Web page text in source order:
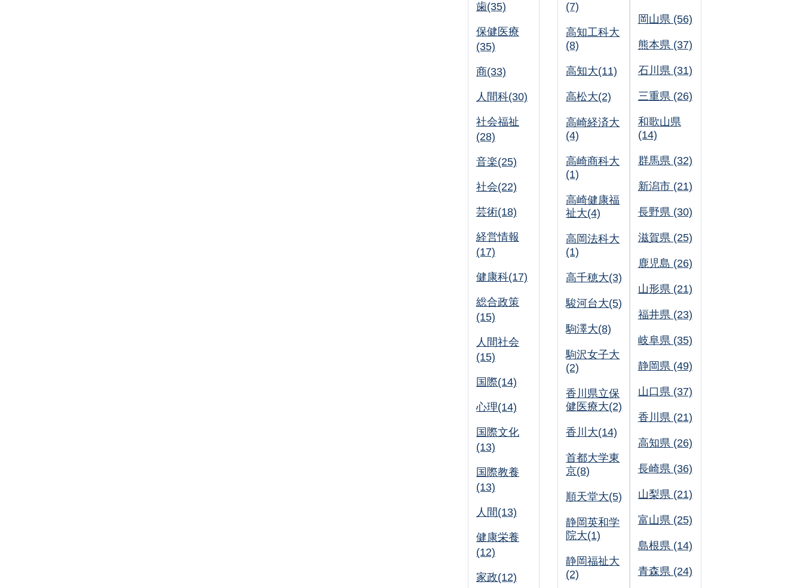
歯(35)
保健医療
(35)
商(33)
人間科(30)
社会福祉
(28)
音楽(25)
社会(22)
芸術(18)
経営情報
(17)
健康科(17)
総合政策
(15)
人間社会
(15)
国際(14)
心理(14)
国際文化
(13)
国際教養
(13)
人間(13)
健康栄養
(12)
家政(12)
(7)
高知工科大
(8)
高知大(11)
高松大(2)
高崎経済大
(4)
高崎商科大
(1)
高崎健康福
祉大(4)
高岡法科大
(1)
高千穂大(3)
駿河台大(5)
駒澤大(8)
駒沢女子大
(2)
香川県立保
健医療大(2)
香川大(14)
首都大学東
京(8)
順天堂大(5)
静岡英和学
院大(1)
静岡福祉大
(2)
岡山県 (56)
熊本県 (37)
石川県 (31)
三重県 (26)
和歌山県
(14)
群馬県 (32)
新潟市 (21)
長野県 (30)
滋賀県 (25)
鹿児島 (26)
山形県 (21)
福井県 (23)
岐阜県 (35)
静岡県 (49)
山口県 (37)
香川県 (21)
高知県 (26)
長崎県 (36)
山梨県 (21)
富山県 (25)
島根県 (14)
青森県 (24)